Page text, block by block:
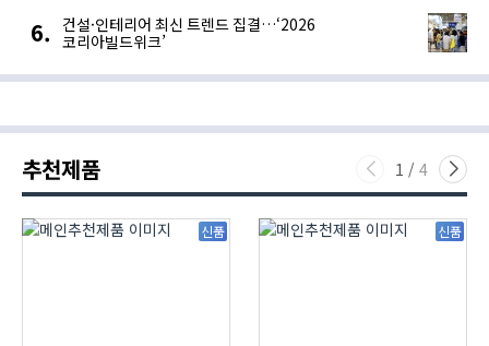
건설·인테리어 최신 트렌드 집결…‘2026
코리아빌드위크’
추천제품 1 / 4
신품 신품